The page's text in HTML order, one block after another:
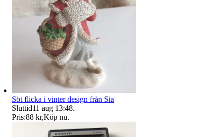
Söt flicka i vinter design från Sia
Sluttid11 aug 13:48.
Pris:88 kr,Köp nu.